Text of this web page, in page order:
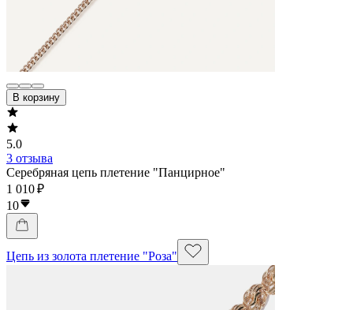
В корзину
5.0
3 отзыва
Серебряная цепь плетение "Панцирное"
1 010 ₽
10
Цепь из золота плетение "Роза"